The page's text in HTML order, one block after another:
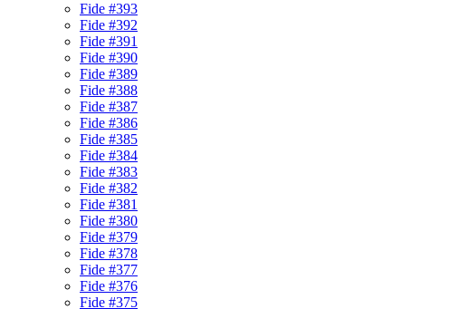
Fide #393
Fide #392
Fide #391
Fide #390
Fide #389
Fide #388
Fide #387
Fide #386
Fide #385
Fide #384
Fide #383
Fide #382
Fide #381
Fide #380
Fide #379
Fide #378
Fide #377
Fide #376
Fide #375